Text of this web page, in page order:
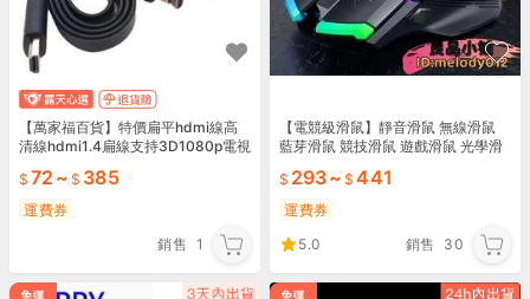
【萬家福百貨】特價扁平hdmi線高
清線hdmi1.4扁線支持3D1080p電視
72 ~ 385
運費券
銷售 1
【電競級滑鼠】靜音滑鼠 無線滑鼠
藍芽滑鼠 競技滑鼠 遊戲滑鼠 光學滑
公293~ 441
運費券
5.0
銷售 30